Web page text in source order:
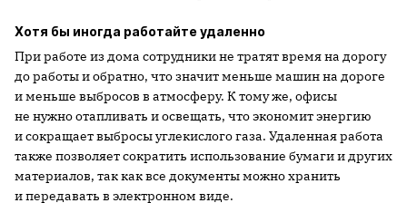
Хотя бы иногда работайте удаленно
При работе из дома сотрудники не тратят время на дорогу
до работы и обратно, что значит меньше машин на дороге
и меньше выбросов в атмосферу. К тому же, офисы
не нужно отапливать и освещать, что экономит энергию
и сокращает выбросы углекислого газа. Удаленная работа
также позволяет сократить использование бумаги и других
материалов, так как все документы можно хранить
и передавать в электронном виде.